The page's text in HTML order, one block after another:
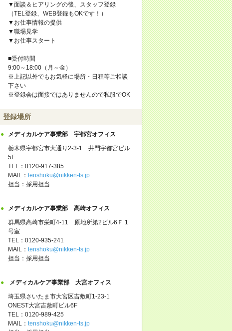
▼面談＆ヒアリングの後、スタッフ登録
（TEL登録、WEB登録もOKです！）
▼お仕事情報の提供
▼職場見学
▼お仕事スタート
■受付時間
9:00～18:00（月～金）
※上記以外でもお気軽に場所・日程等ご相談
下さい
※登録会は面接ではありませんので私服でOK
登録場所
メディカルケア事業部 宇都宮オフィス
栃木県宇都宮市大通り2-3-1 井門宇都宮ビル
5F
TEL：0120-917-385
MAIL： tenshoku@nikken-ts.jp
担当：採用担当
メディカルケア事業部 高崎オフィス
群馬県高崎市栄町4-11 原地所第2ビル6Ｆ 1
号室
TEL：0120-935-241
MAIL： tenshoku@nikken-ts.jp
担当：採用担当
メディカルケア事業部 大宮オフィス
埼玉県さいたま市大宮区吉敷町1-23-1
ONEST大宮吉敷町ビル6F
TEL：0120-989-425
MAIL： tenshoku@nikken-ts.jp